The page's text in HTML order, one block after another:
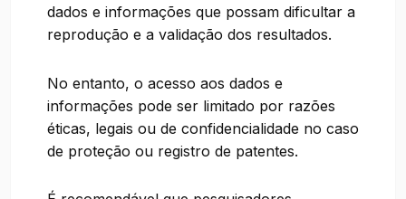
dados e informações que possam dificultar a
reprodução e a validação dos resultados.
No entanto, o acesso aos dados e
informações pode ser limitado por razões
éticas, legais ou de confidencialidade no caso
de proteção ou registro de patentes.